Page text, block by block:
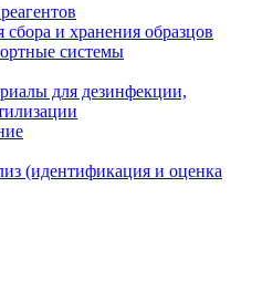
и хранения образцов
системы
для дезинфекции,
(идентификация и оценка